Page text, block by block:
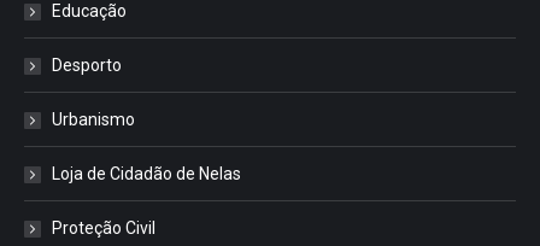
Educação
Desporto
Urbanismo
Loja de Cidadão de Nelas
Proteção Civil